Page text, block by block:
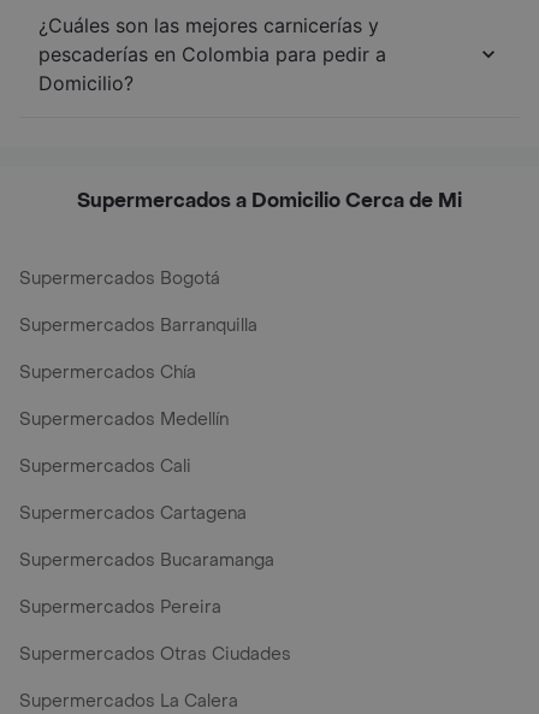
¿Cuáles son las mejores carnicerías y
pescaderías en Colombia para pedir a
Domicilio?
Supermercados a Domicilio Cerca de Mi
Supermercados Bogotá
Supermercados Barranquilla
Supermercados Chía
Supermercados Medellín
Supermercados Cali
Supermercados Cartagena
Supermercados Bucaramanga
Supermercados Pereira
Supermercados Otras Ciudades
Supermercados La Calera